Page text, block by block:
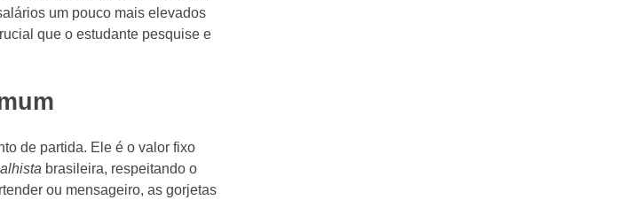
um pouco mais elevados
que o estudante pesquise e
de partida. Ele é o valor fixo
brasileira, respeitando o
ou mensageiro, as gorjetas